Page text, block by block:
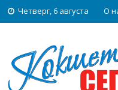
Четверг, 6 августа О